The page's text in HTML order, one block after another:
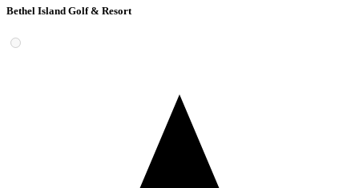
Bethel Island Golf & Resort